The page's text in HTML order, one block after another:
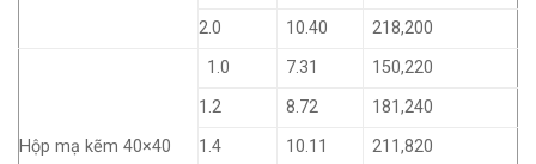
2.0
10.40 218,200
Hộp mạ kẽm 40×40
1.0 7.31
150,220
1.2
8.72
181,240
1.4
10.11
211,820